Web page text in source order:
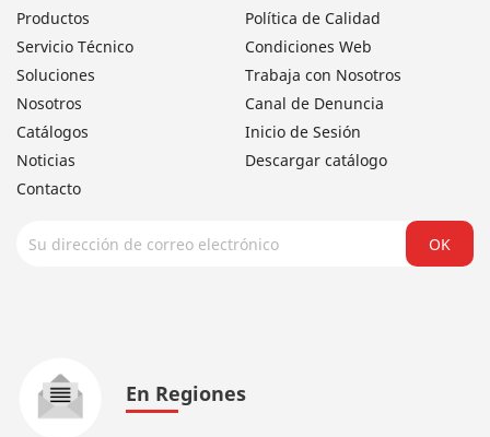
Productos
Servicio Técnico
Soluciones
Nosotros
Catálogos
Noticias
Contacto
Política de Calidad
Condiciones Web
Trabaja con Nosotros
Canal de Denuncia
Inicio de Sesión
Descargar catálogo
En Regiones